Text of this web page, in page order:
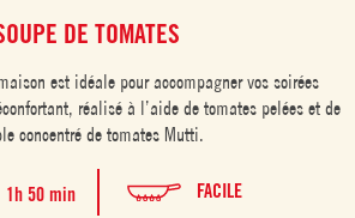
DE TOMATES
est idéale pour accompagner vos soirées
réalisé à l’aide de tomates pelées et de
concentré de tomates Mutti.
1h 50 min FACILE